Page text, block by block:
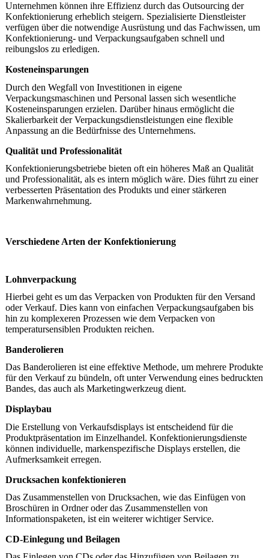
Unternehmen können ihre Effizienz durch das Outsourcing der
Konfektionierung erheblich steigern. Spezialisierte Dienstleister
verfügen über die notwendige Ausrüstung und das Fachwissen, um
Konfektionierung- und Verpackungsaufgaben schnell und
reibungslos zu erledigen.
Kosteneinsparungen
Durch den Wegfall von Investitionen in eigene
Verpackungsmaschinen und Personal lassen sich wesentliche
Kosteneinsparungen erzielen. Darüber hinaus ermöglicht die
Skalierbarkeit der Verpackungsdienstleistungen eine flexible
Anpassung an die Bedürfnisse des Unternehmens.
Qualität und Professionalität
Konfektionierungsbetriebe bieten oft ein höheres Maß an Qualität
und Professionalität, als es intern möglich wäre. Dies führt zu einer
verbesserten Präsentation des Produkts und einer stärkeren
Markenwahrnehmung.
Verschiedene Arten der Konfektionierung
Lohnverpackung
Hierbei geht es um das Verpacken von Produkten für den Versand
oder Verkauf. Dies kann von einfachen Verpackungsaufgaben bis
hin zu komplexeren Prozessen wie dem Verpacken von
temperatursensiblen Produkten reichen.
Banderolieren
Das Banderolieren ist eine effektive Methode, um mehrere Produkte
für den Verkauf zu bündeln, oft unter Verwendung eines bedruckten
Bandes, das auch als Marketingwerkzeug dient.
Displaybau
Die Erstellung von Verkaufsdisplays ist entscheidend für die
Produktpräsentation im Einzelhandel. Konfektionierungsdienste
können individuelle, markenspezifische Displays erstellen, die
Aufmerksamkeit erregen.
Drucksachen konfektionieren
Das Zusammenstellen von Drucksachen, wie das Einfügen von
Broschüren in Ordner oder das Zusammenstellen von
Informationspaketen, ist ein weiterer wichtiger Service.
CD-Einlegung und Beilagen